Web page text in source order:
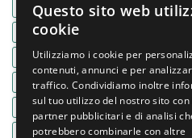
IMPASTATRICE
impastatrici
MACELLERIA
Outlet
pane panifici
pasticcerie
pescherie pizza
PLANETARIA
pub ristoranti
supermercati
tavole calde
Questo sito web
cookie
Utilizziamo i cookie per
contenuti, annunci e per
traffico. Condividiamo inoltre
sul tuo utilizzo del nostro sito con
partner pubblicitari e di analisi
potrebbero combinarle con altre